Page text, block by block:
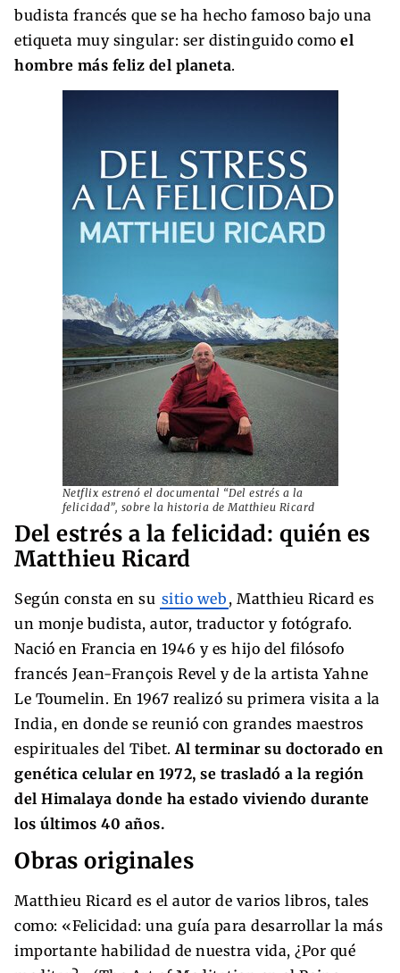
budista francés que se ha hecho famoso bajo una
etiqueta muy singular: ser distinguido como el
hombre más feliz del planeta.
Netflix estrenó el documental “Del estrés a la
felicidad”, sobre la historia de Matthieu Ricard
Del estrés a la felicidad: quién es
Matthieu Ricard
Según consta en su sitio web , Matthieu Ricard es
un monje budista, autor, traductor y fotógrafo.
Nació en Francia en 1946 y es hijo del filósofo
francés Jean-François Revel y de la artista Yahne
Le Toumelin. En 1967 realizó su primera visita a la
India, en donde se reunió con grandes maestros
espirituales del Tibet. Al terminar su doctorado en
genética celular en 1972, se trasladó a la región
del Himalaya donde ha estado viviendo durante
los últimos 40 años.
Obras originales
Matthieu Ricard es el autor de varios libros, tales
como: «Felicidad: una guía para desarrollar la más
importante habilidad de nuestra vida, ¿Por qué